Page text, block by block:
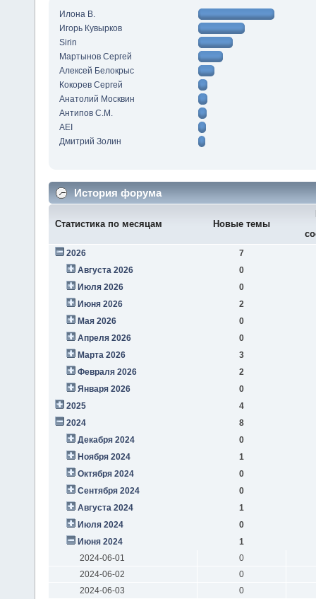
Илона В.
Игорь Кувырков
Sirin
Мартынов Сергей
Алексей Белокрыс
Кокорев Сергей
Анатолий Москвин
Антипов С.М.
AEI
Дмитрий Золин
История форума
Статистика по месяцам Новые темы
2026
7
Августа 2026
0
Июля 2026
0
Июня 2026
2
Мая 2026
0
Апреля 2026
0
Марта 2026
3
Февраля 2026
2
Января 2026
0
2025
4
2024
8
Декабря 2024
0
Ноября 2024
1
Октября 2024
0
Сентября 2024
0
Августа 2024
1
Июля 2024
0
Июня 2024
1
2024-06-01
0
2024-06-02
0
2024-06-03
0